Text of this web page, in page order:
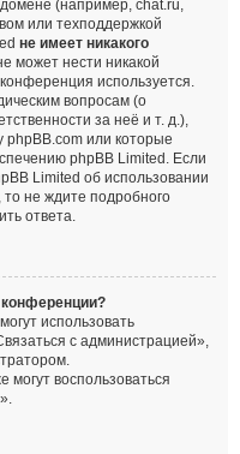
(например, chat.ru,
или техподдержкой
не имеет никакого
может нести никакой
используется.
вопросам (о
за неё и т. д.),
phpBB.com или которые
phpBB Limited. Если
Limited об использовании
, то не ждите подробного
ответа.
использовать
с администрацией»,
могут воспользоваться